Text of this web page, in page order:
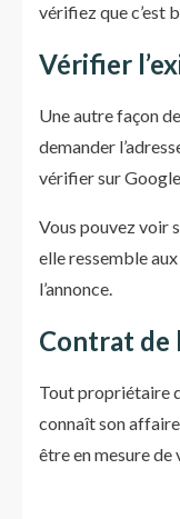
vérifiez que c’est
Vérifier
Une autre façon
demander
vérifier sur
Vous pouvez voir
elle ressemble
l’annonce.
Contrat de
Tout propriétaire
connaît son
être en mesure